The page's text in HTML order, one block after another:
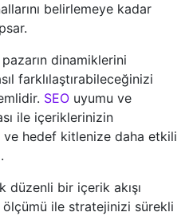
belirlemeye kadar
dinamiklerini
farklılaştırabileceğinizi
SEO uyumu ve
ile içeriklerinizin
hedef kitlenize daha etkili
bir içerik akışı
ile stratejinizi sürekli